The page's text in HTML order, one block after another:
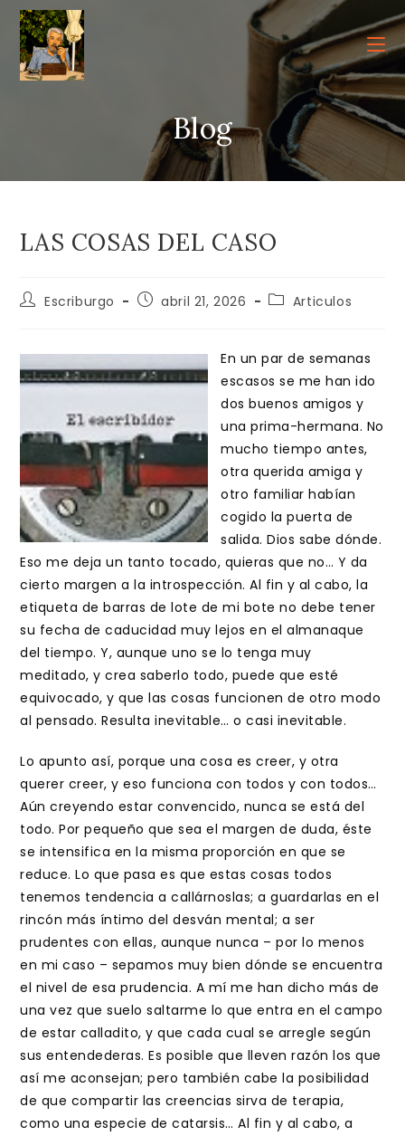
contenido
Blog
LAS COSAS DEL CASO
Autor
entrada:
Escriburgo
Publicación
entrada:
abril 21, 2026
Categoría
entrada:
Articulos
En un par de semanas
escasos se me han ido
dos buenos amigos y
una prima-hermana. No
mucho tiempo antes,
otra querida amiga y
otro familiar habían
cogido la puerta de
salida. Dios sabe dónde.
Eso me deja un tanto tocado, quieras que no… Y da
cierto margen a la introspección. Al fin y al cabo, la
etiqueta de barras de lote de mi bote no debe tener
su fecha de caducidad muy lejos en el almanaque
del tiempo. Y, aunque uno se lo tenga muy
meditado, y crea saberlo todo, puede que esté
equivocado, y que las cosas funcionen de otro modo
al pensado. Resulta inevitable… o casi inevitable.
Lo apunto así, porque una cosa es creer, y otra
querer creer, y eso funciona con todos y con todos…
Aún creyendo estar convencido, nunca se está del
todo. Por pequeño que sea el margen de duda, éste
se intensifica en la misma proporción en que se
reduce. Lo que pasa es que estas cosas todos
tenemos tendencia a callárnoslas; a guardarlas en el
rincón más íntimo del desván mental; a ser
prudentes con ellas, aunque nunca – por lo menos
en mi caso – sepamos muy bien dónde se encuentra
el nivel de esa prudencia. A mí me han dicho más de
una vez que suelo saltarme lo que entra en el campo
de estar calladito, y que cada cual se arregle según
sus entendederas. Es posible que lleven razón los que
así me aconsejan; pero también cabe la posibilidad
de que compartir las creencias sirva de terapia,
como una especie de catarsis… Al fin y al cabo, a